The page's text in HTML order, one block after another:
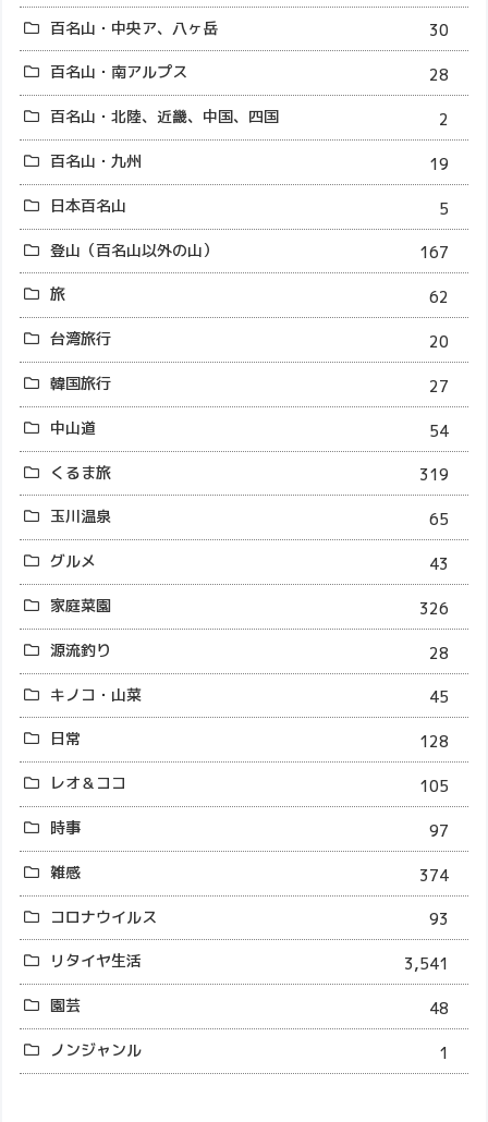
百名山・中央ア、八ヶ岳
30
百名山・南アルプス
28
百名山・北陸、近畿、中国、四国
2
百名山・九州
19
日本百名山
5
登山（百名山以外の山）
167
旅
62
台湾旅行
20
韓国旅行
27
中山道
54
くるま旅
319
玉川温泉
65
グルメ
43
家庭菜園
326
源流釣り
28
キノコ・山菜
45
日常
128
レオ＆ココ
105
時事
97
雑感
374
コロナウイルス
93
リタイヤ生活
3,541
園芸
48
ノンジャンル
1